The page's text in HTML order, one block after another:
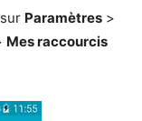
Paramètres >
Mes raccourcis